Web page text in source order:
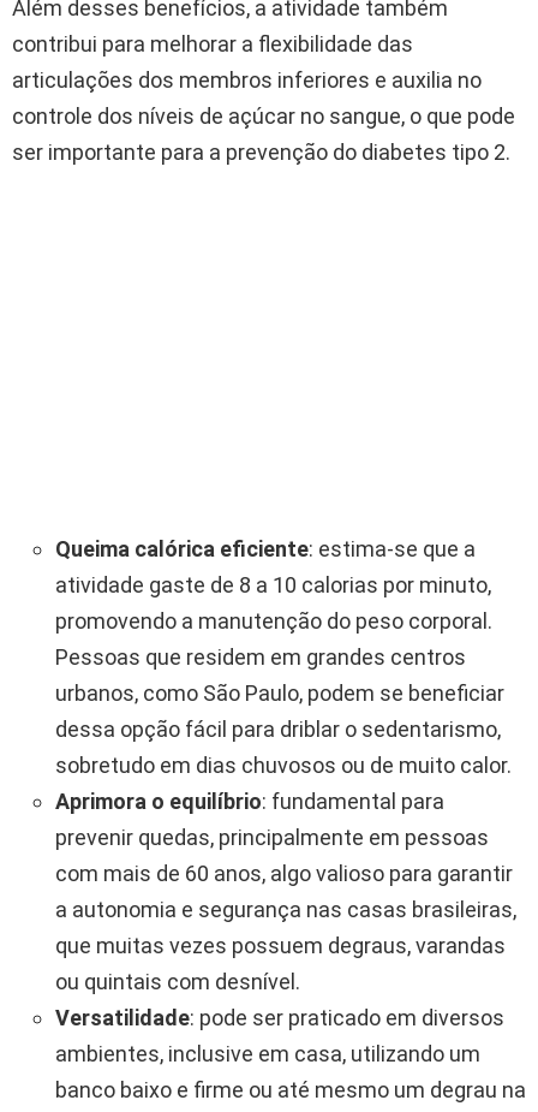
Além desses benefícios, a atividade também
contribui para melhorar a flexibilidade das
articulações dos membros inferiores e auxilia no
controle dos níveis de açúcar no sangue, o que pode
ser importante para a prevenção do diabetes tipo 2.
Queima calórica eficiente: estima-se que a
atividade gaste de 8 a 10 calorias por minuto,
promovendo a manutenção do peso corporal.
Pessoas que residem em grandes centros
urbanos, como São Paulo, podem se beneficiar
dessa opção fácil para driblar o sedentarismo,
sobretudo em dias chuvosos ou de muito calor.
Aprimora o equilíbrio: fundamental para
prevenir quedas, principalmente em pessoas
com mais de 60 anos, algo valioso para garantir
a autonomia e segurança nas casas brasileiras,
que muitas vezes possuem degraus, varandas
ou quintais com desnível.
Versatilidade: pode ser praticado em diversos
ambientes, inclusive em casa, utilizando um
banco baixo e firme ou até mesmo um degrau na